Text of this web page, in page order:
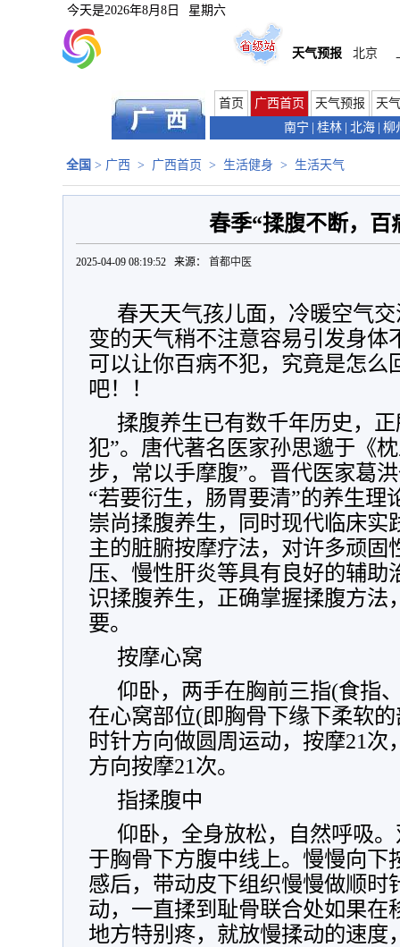
今天是2026年8月8日 星期六
天气预报 北京
首页 广西首页 天气预报
天
南宁
桂林 北海 柳
全国 > 广西 > 广西首页 > 生活健身 > 生活天气
春季“揉腹不断，百
2025-04-09 08:19:52 来源： 首都中医
春天天气孩儿面，冷暖空气
变的天气稍不注意容易引发身体
可以让你百病不犯，究竟是怎么
吧！！
揉腹养生已有数千年历史，
犯”。唐代著名医家孙思邈于《
步，常以手摩腹”。晋代医家葛
“若要衍生，肠胃要清”的养生理
崇尚揉腹养生，同时现代临床实
主的脏腑按摩疗法，对许多顽固
压、慢性肝炎等具有良好的辅助
识揉腹养生，正确掌握揉腹方法
要。
按摩心窝
仰卧，两手在胸前三指(食指
在心窝部位(即胸骨下缘下柔软
时针方向做圆周运动，按摩21
方向按摩21次。
指揉腹中
仰卧，全身放松，自然呼吸
于胸骨下方腹中线上。慢慢向下
感后，带动皮下组织慢慢做顺时
动，一直揉到耻骨联合处如果在
地方特别疼，就放慢揉动的速度